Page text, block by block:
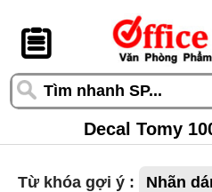
󰆎
Decal Tomy
Từ khóa gợi ý : Nhãn